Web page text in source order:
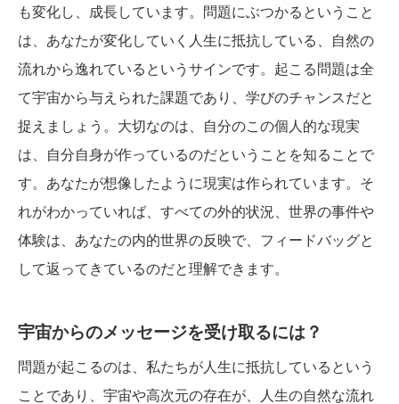
も変化し、成長しています。問題にぶつかるということ
は、あなたが変化していく人生に抵抗している、自然の
流れから逸れているというサインです。起こる問題は全
て宇宙から与えられた課題であり、学びのチャンスだと
捉えましょう。大切なのは、自分のこの個人的な現実
は、自分自身が作っているのだということを知ることで
す。あなたが想像したように現実は作られています。そ
れがわかっていれば、すべての外的状況、世界の事件や
体験は、あなたの内的世界の反映で、フィードバッグと
して返ってきているのだと理解できます。
宇宙からのメッセージを受け取るには？
問題が起こるのは、私たちが人生に抵抗しているという
ことであり、宇宙や高次元の存在が、人生の自然な流れ